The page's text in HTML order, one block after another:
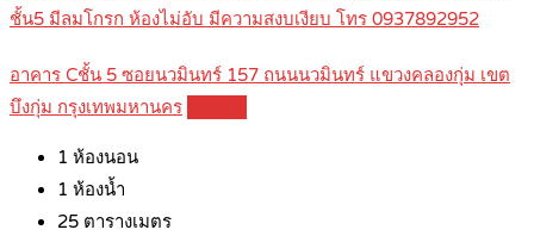
ชั้น5 มีลมโกรก ห้องไม่อับ มีความสงบเงียบ โทร 0937892952
อาคาร Cชั้น 5 ซอยนวมินทร์ 157 ถนนนวมินทร์ แขวงคลองกุ่ม เขต
บึงกุ่ม กรุงเทพมหานคร
1 ห้องนอน
1 ห้องน้ำ
25 ตารางเมตร